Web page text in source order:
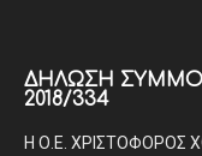
ΔΉΛΩΣΗ
2018/334
Η Ο.Ε. ΧΡΙΣΤΟΦΟΡΟΣ